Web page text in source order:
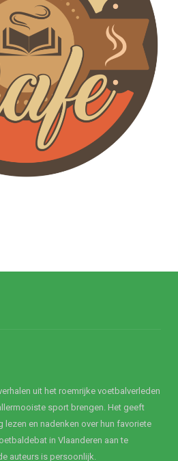
uit het roemrijke voetbalverleden
sport brengen. Het geeft
en nadenken over hun favoriete
in Vlaanderen aan te
auteurs is persoonlijk.